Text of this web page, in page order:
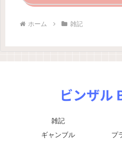
ホーム 雑記
雑記
ギャンブル
プ